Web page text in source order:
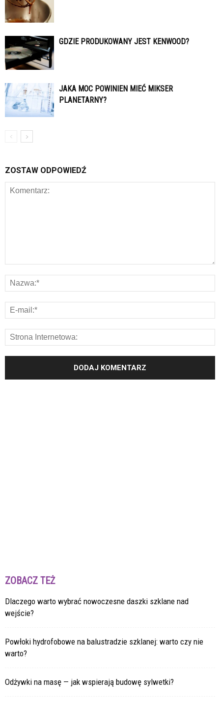
GDZIE PRODUKOWANY JEST KENWOOD?
JAKA MOC POWINIEN MIEĆ MIKSER
PLANETARNY?
ZOSTAW ODPOWIEDŹ
ZOBACZ TEŻ
Dlaczego warto wybrać nowoczesne daszki szklane nad
wejście?
Powłoki hydrofobowe na balustradzie szklanej: warto czy nie
warto?
Odżywki na masę — jak wspierają budowę sylwetki?